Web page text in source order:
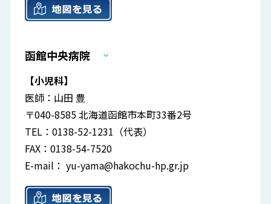
函館中央病院
【小児科】
医師：山田 豊
〒040-8585 北海道函館市本町33番2号
TEL：0138-52-1231（代表）
FAX：0138-54-7520
E-mail：yu-yama@hakochu-hp.gr.jp